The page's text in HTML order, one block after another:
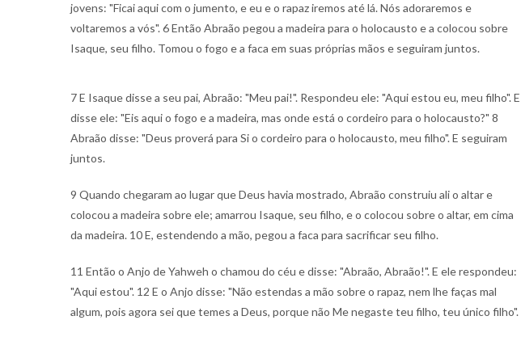
jovens: "Ficai aqui com o jumento, e eu e o rapaz iremos até lá. Nós adoraremos e
voltaremos a vós". 6 Então Abraão pegou a madeira para o holocausto e a colocou sobre
Isaque, seu filho. Tomou o fogo e a faca em suas próprias mãos e seguiram juntos.
7 E Isaque disse a seu pai, Abraão: "Meu pai!". Respondeu ele: "Aqui estou eu, meu filho". E
disse ele: "Eis aqui o fogo e a madeira, mas onde está o cordeiro para o holocausto?" 8
Abraão disse: "Deus proverá para Si o cordeiro para o holocausto, meu filho". E seguiram
juntos.
9 Quando chegaram ao lugar que Deus havia mostrado, Abraão construiu ali o altar e
colocou a madeira sobre ele; amarrou Isaque, seu filho, e o colocou sobre o altar, em cima
da madeira. 10 E, estendendo a mão, pegou a faca para sacrificar seu filho.
11 Então o Anjo de Yahweh o chamou do céu e disse: "Abraão, Abraão!". E ele respondeu:
"Aqui estou". 12 E o Anjo disse: "Não estendas a mão sobre o rapaz, nem lhe faças mal
algum, pois agora sei que temes a Deus, porque não Me negaste teu filho, teu único filho".